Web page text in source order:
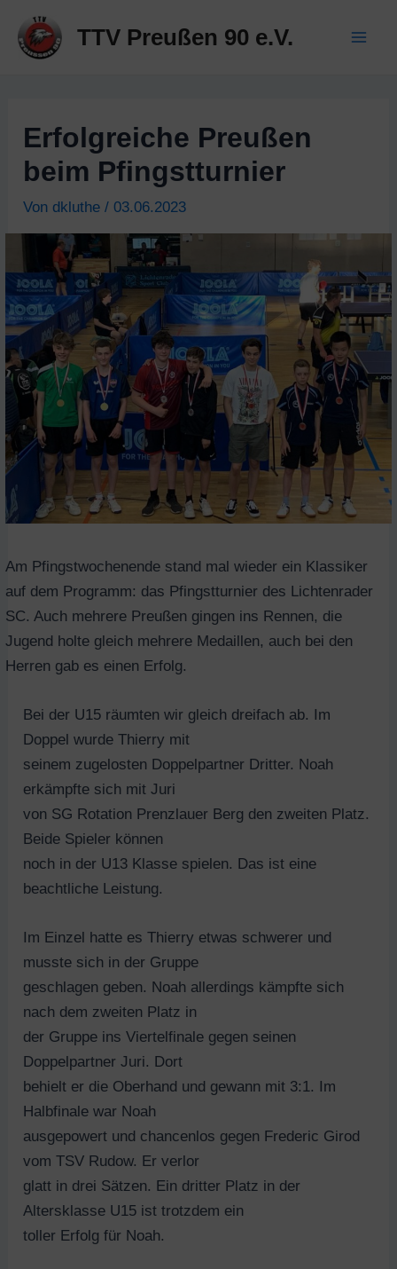
Inhalt
springen
TTV Preußen 90 e.V.
Erfolgreiche Preußen
beim Pfingstturnier
Von dkluthe/ 03.06.2023
Am Pfingstwochenende stand mal wieder ein Klassiker
auf dem Programm: das Pfingstturnier des Lichtenrader
SC. Auch mehrere Preußen gingen ins Rennen, die
Jugend holte gleich mehrere Medaillen, auch bei den
Herren gab es einen Erfolg.
Bei der U15 räumten wir gleich dreifach ab. Im
Doppel wurde Thierry mit
seinem zugelosten Doppelpartner Dritter. Noah
erkämpfte sich mit Juri
von SG Rotation Prenzlauer Berg den zweiten Platz.
Beide Spieler können
noch in der U13 Klasse spielen. Das ist eine
beachtliche Leistung.
Im Einzel hatte es Thierry etwas schwerer und
musste sich in der Gruppe
geschlagen geben. Noah allerdings kämpfte sich
nach dem zweiten Platz in
der Gruppe ins Viertelfinale gegen seinen
Doppelpartner Juri. Dort
behielt er die Oberhand und gewann mit 3:1. Im
Halbfinale war Noah
ausgepowert und chancenlos gegen Frederic Girod
vom TSV Rudow. Er verlor
glatt in drei Sätzen. Ein dritter Platz in der
Altersklasse U15 ist trotzdem ein
toller Erfolg für Noah.